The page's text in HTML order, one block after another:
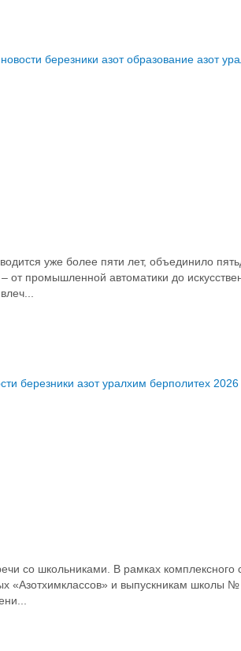
новости березники азот образование азот
уже более пяти лет, объединило
от промышленной автоматики до
березники азот уралхим берполитех 2026
со школьниками. В рамках комплексного
«Азотхимклассов» и выпускникам школы №